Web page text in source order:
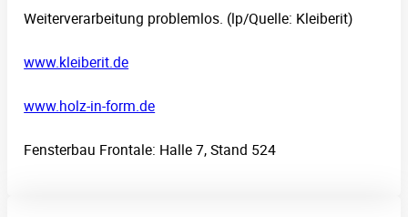
Weiterverarbeitung problemlos. (lp/Quelle: Kleiberit)
www.kleiberit.de
www.holz-in-form.de
Fensterbau Frontale: Halle 7, Stand 524